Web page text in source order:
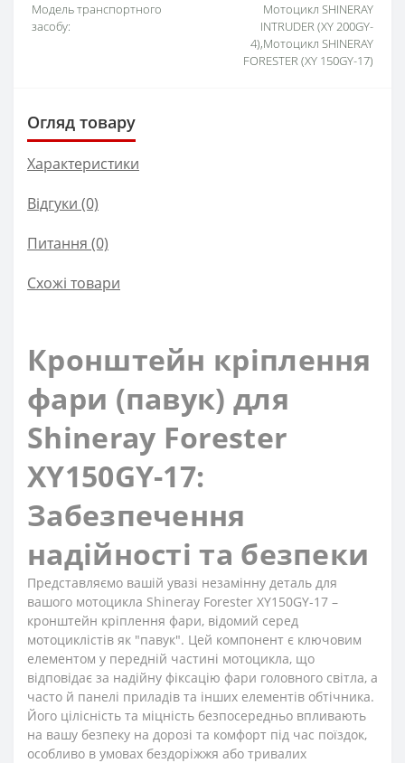
Модель транспортного
засобу:
Мотоцикл SHINERAY
INTRUDER (XY 200GY-
4),Мотоцикл SHINERAY
FORESTER (XY 150GY-17)
Огляд товару
Характеристики
Відгуки (0)
Питання (0)
Схожі товари
Кронштейн кріплення
фари (павук) для
Shineray Forester
XY150GY-17:
Забезпечення
надійності та безпеки
Представляємо вашій увазі незамінну деталь для
вашого мотоцикла Shineray Forester XY150GY-17 –
кронштейн кріплення фари, відомий серед
мотоциклістів як "павук". Цей компонент є ключовим
елементом у передній частині мотоцикла, що
відповідає за надійну фіксацію фари головного світла, а
часто й панелі приладів та інших елементів обтічника.
Його цілісність та міцність безпосередньо впливають
на вашу безпеку на дорозі та комфорт під час поїздок,
особливо в умовах бездоріжжя або тривалих